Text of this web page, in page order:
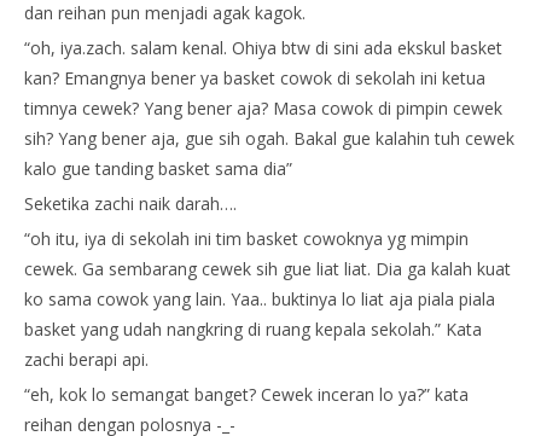
dan reihan pun menjadi agak kagok.
“oh, iya.zach. salam kenal. Ohiya btw di sini ada ekskul basket
kan? Emangnya bener ya basket cowok di sekolah ini ketua
timnya cewek? Yang bener aja? Masa cowok di pimpin cewek
sih? Yang bener aja, gue sih ogah. Bakal gue kalahin tuh cewek
kalo gue tanding basket sama dia”
Seketika zachi naik darah….
“oh itu, iya di sekolah ini tim basket cowoknya yg mimpin
cewek. Ga sembarang cewek sih gue liat liat. Dia ga kalah kuat
ko sama cowok yang lain. Yaa.. buktinya lo liat aja piala piala
basket yang udah nangkring di ruang kepala sekolah.” Kata
zachi berapi api.
“eh, kok lo semangat banget? Cewek inceran lo ya?” kata
reihan dengan polosnya -_-